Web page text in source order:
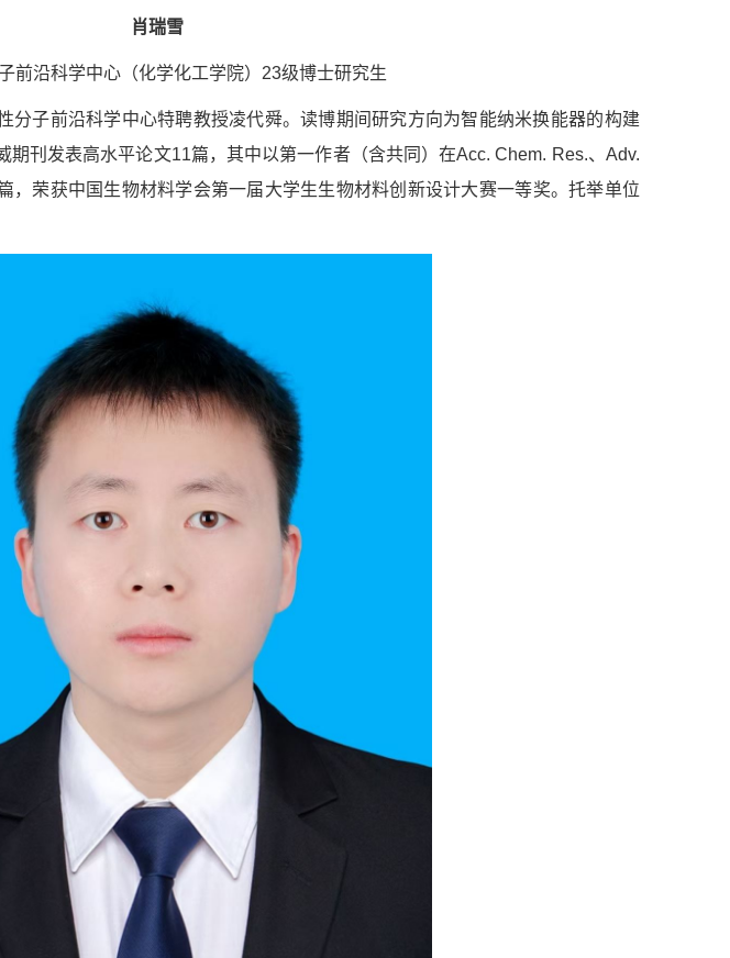
肖瑞雪
前沿科学中心（化学化工学院）23级博士研究生
分子前沿科学中心特聘教授凌代舜。读博期间研究方向为智能纳米换能器的构建
期刊发表高水平论文11篇，其中以第一作者（含共同）在Acc. Chem. Res.、Adv.
，荣获中国生物材料学会第一届大学生生物材料创新设计大赛一等奖。托举单位